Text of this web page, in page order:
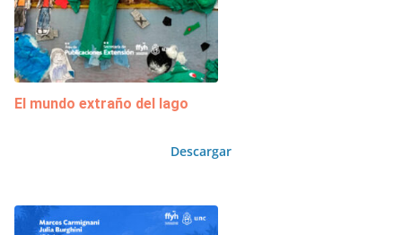
El mundo extraño del lago
Descargar